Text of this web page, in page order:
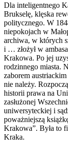
Dla inteligentnego
Brukselę, klęska
politycznego. W
niepokojach w
archiwa, w których
i … złożył w
Krakowa. Po jej
rodzinnego miasta.
zaborem
nie należy.
historii prawa na
zasłużonej
uniwersyteckiej i
poważniejszą
Krakowa”. Była to
Kraka.